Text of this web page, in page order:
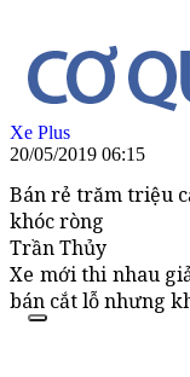
Xe Plus
20/05/2019 06:15
Bán rẻ trăm triệu
khóc ròng
Trần Thủy
Xe mới thi nhau
bán cắt lỗ nhưng